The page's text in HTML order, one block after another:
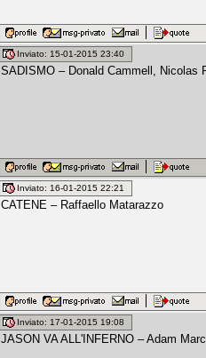
Inviato: 15-01-2015 23:40
SADISMO – Donald Cammell, Nicolas
Inviato: 16-01-2015 22:21
CATENE – Raffaello Matarazzo
Inviato: 17-01-2015 19:08
JASON VA ALL'INFERNO – Adam